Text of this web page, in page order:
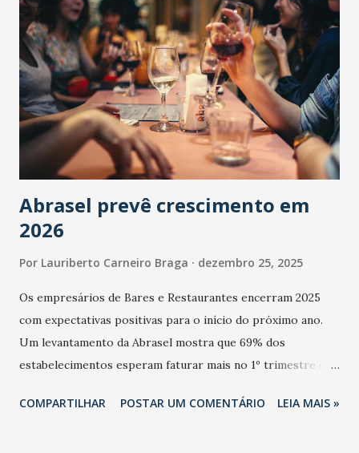
Abrasel prevê crescimento em
2026
Por Lauriberto Carneiro Braga dezembro 25, 2025
Os empresários de Bares e Restaurantes encerram 2025
com expectativas positivas para o início do próximo ano.
Um levantamento da Abrasel mostra que 69% dos
estabelecimentos esperam faturar mais no 1º trimestre de
relação ao último trimestre deste ano, 56% também
COMPARTILHAR POSTAR UM COMENTÁRIO LEIA MAIS »